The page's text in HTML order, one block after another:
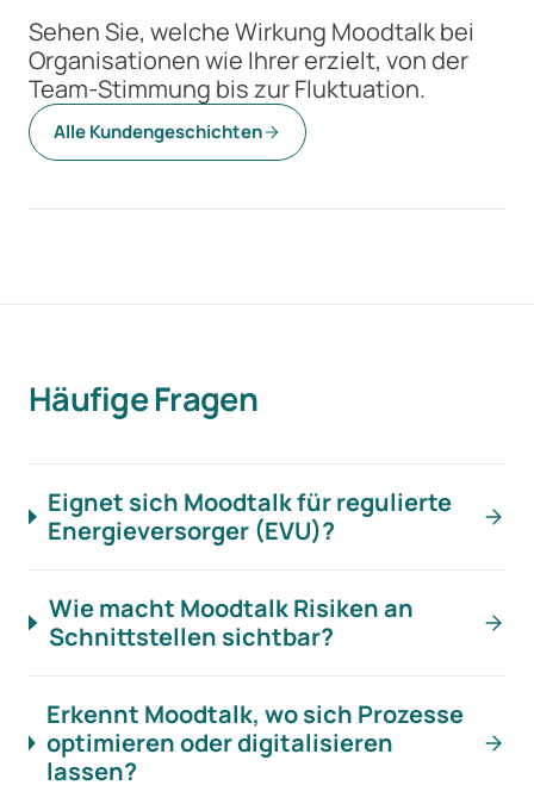
Sehen Sie, welche Wirkung Moodtalk bei
Organisationen wie Ihrer erzielt, von der
Team-Stimmung bis zur Fluktuation.
Alle Kundengeschichten
85 %
weniger Aufwand
+20 %
Häufige Fragen
Eignet sich Moodtalk für regulierte
Energieversorger (EVU)?
Wie macht Moodtalk Risiken an
Schnittstellen sichtbar?
Erkennt Moodtalk, wo sich Prozesse
optimieren oder digitalisieren
lassen?